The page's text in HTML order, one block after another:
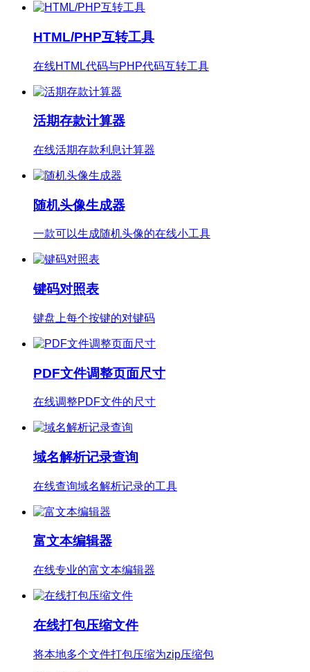
HTML/PHP互转工具
在线HTML代码与PHP代码互转工具
活期存款计算器
在线活期存款利息计算器
随机头像生成器
一款可以生成随机头像的在线小工具
键码对照表
键盘上每个按键的对键码
PDF文件调整页面尺寸
在线调整PDF文件的尺寸
域名解析记录查询
在线查询域名解析记录的工具
富文本编辑器
在线专业的富文本编辑器
在线打包压缩文件
将本地多个文件打包压缩为zip压缩包